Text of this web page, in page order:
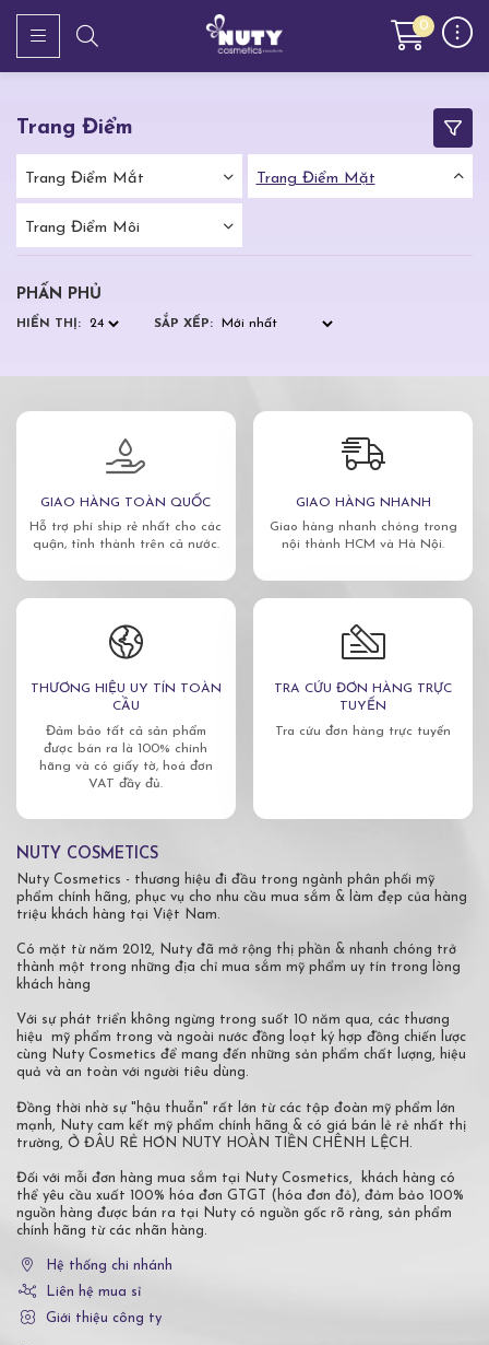
0
Trang Điểm
Trang Điểm Mắt Trang Điểm Mặt
Trang Điểm Môi
PHẤN PHỦ
HIỂN THỊ: SẮP XẾP:
GIAO HÀNG TOÀN QUỐC
Hỗ trợ phí ship rẻ nhất cho các
quận, tỉnh thành trên cả nước.
GIAO HÀNG NHANH
Giao hàng nhanh chóng trong
nội thành HCM và Hà Nội.
THƯƠNG HIỆU UY TÍN TOÀN
CẦU
Đảm bảo tất cả sản phẩm
được bán ra là 100% chính
hãng và có giấy tờ, hoá đơn
VAT đầy đủ.
TRA CỨU ĐƠN HÀNG TRỰC
TUYẾN
Tra cứu đơn hàng trực tuyến
NUTY COSMETICS
Nuty Cosmetics - thương hiệu đi đầu trong ngành phân phối mỹ
phẩm chính hãng, phục vụ cho nhu cầu mua sắm & làm đẹp của hàng
triệu khách hàng tại Việt Nam.
Có mặt từ năm 2012, Nuty đã mở rộng thị phần & nhanh chóng trở
thành một trong những địa chỉ mua sắm mỹ phẩm uy tín trong lòng
khách hàng
Với sự phát triển không ngừng trong suốt 10 năm qua, các thương
hiệu mỹ phẩm trong và ngoài nước đồng loạt ký hợp đồng chiến lược
cùng Nuty Cosmetics để mang đến những sản phẩm chất lượng, hiệu
quả và an toàn với người tiêu dùng.
Đồng thời nhờ sự "hậu thuẫn" rất lớn từ các tập đoàn mỹ phẩm lớn
mạnh, Nuty cam kết mỹ phẩm chính hãng & có giá bán lẻ rẻ nhất thị
trường, Ở ĐÂU RẺ HƠN NUTY HOÀN TIỀN CHÊNH LỆCH.
Đối với mỗi đơn hàng mua sắm tại Nuty Cosmetics, khách hàng có
thể yêu cầu xuất 100% hóa đơn GTGT (hóa đơn đỏ), đảm bảo 100%
nguồn hàng được bán ra tại Nuty có nguồn gốc rõ ràng, sản phẩm
chính hãng từ các nhãn hàng.
Hệ thống chi nhánh
Liên hệ mua sỉ
Giới thiệu công ty